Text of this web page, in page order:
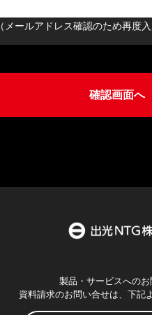
（メールアドレス確認のため再度
製品・サービスへのお
資料請求のお問い合せは、下記